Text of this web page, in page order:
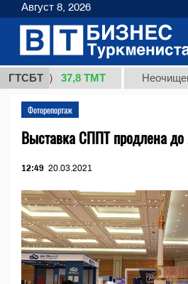
ГТСБТ37,8 ТМТ Неочищенная
Фоторепортаж
Выставка СППТ продлена до
12:49 20.03.2021
Август 8, 2026